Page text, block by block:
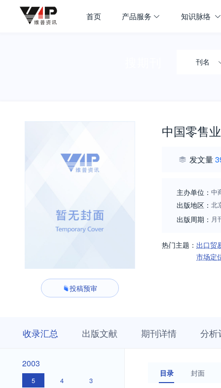
首页 产品服务 知识脉络
刊名
投稿预审
中国零售业
发文量
主办单位： 中
出版地区： 北
出版周期： 月
热门主题： 出口贸
市场定
收录汇总 出版文献 期刊详情 分析
2003
2003
5 4 3
目录 封面